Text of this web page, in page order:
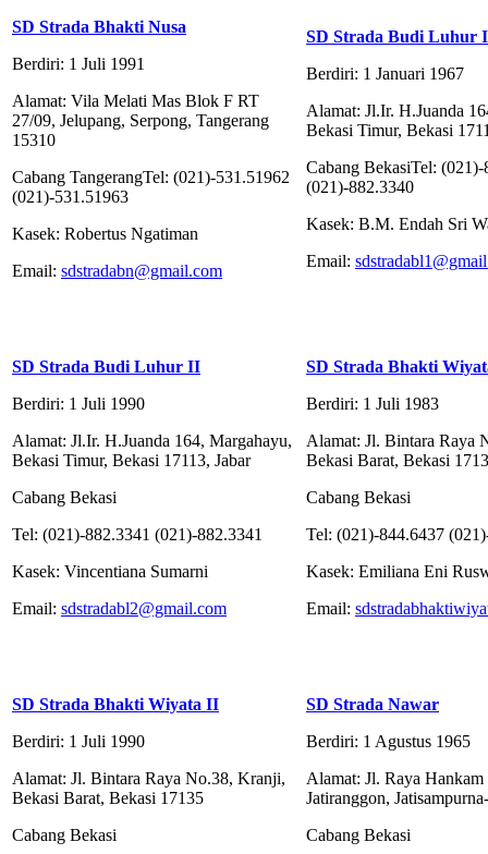
SD Strada Bhakti Nusa
Berdiri: 1 Juli 1991
Alamat: Vila Melati Mas Blok F RT
27/09, Jelupang, Serpong, Tangerang
15310
Cabang TangerangTel: (021)-531.51962
(021)-531.51963
Kasek: Robertus Ngatiman
Email: sdstradabn@gmail.com
SD Strada Budi Luhur I
Berdiri: 1 Januari 1967
Alamat: Jl.Ir. H.Juanda
Bekasi Timur, Bekasi
Cabang BekasiTel:
(021)-882.3340
Kasek: B.M. Endah Sri
Email:
SD Strada Budi Luhur II
Berdiri: 1 Juli 1990
Alamat: Jl.Ir. H.Juanda 164, Margahayu,
Bekasi Timur, Bekasi 17113, Jabar
Cabang Bekasi
Tel: (021)-882.3341 (021)-882.3341
Kasek: Vincentiana Sumarni
Email: sdstradabl2@gmail.com
SD Strada Bhakti
Berdiri: 1 Juli 1983
Alamat: Jl. Bintara Raya
Bekasi Barat, Bekasi
Cabang Bekasi
Tel: (021)-844.6437
Kasek: Emiliana Eni
Email:
SD Strada Bhakti Wiyata II
Berdiri: 1 Juli 1990
Alamat: Jl. Bintara Raya No.38, Kranji,
Bekasi Barat, Bekasi 17135
Cabang Bekasi
SD Strada Nawar
Berdiri: 1 Agustus 1965
Alamat: Jl. Raya
Jatiranggon,
Cabang Bekasi